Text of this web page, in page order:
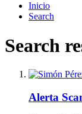
Inicio
Search
Search
Alerta